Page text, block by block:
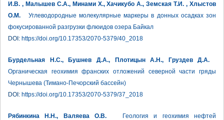
И.В. , Малышев С.А., Минами Х., Хачикубо А., Земская Т.И. , Хлыстов
О.М. Углеводородные молекулярные маркеры в донных осадках зон
фокусированной разгрузки флюидов озера Байкал
DOI: https://doi.org/10.17353/2070-5379/40_2018
Бурдельная Н.С., Бушнев Д.А., Плотицын А.Н., Груздев Д.А.
Органическая геохимия франских отложений северной части гряды
Чернышева (Тимано-Печорский бассейн)
DOI: https://doi.org/10.17353/2070-5379/37_2018
Рябинкина Н.Н., Валяева О.В. Геология и геохимия нефтей